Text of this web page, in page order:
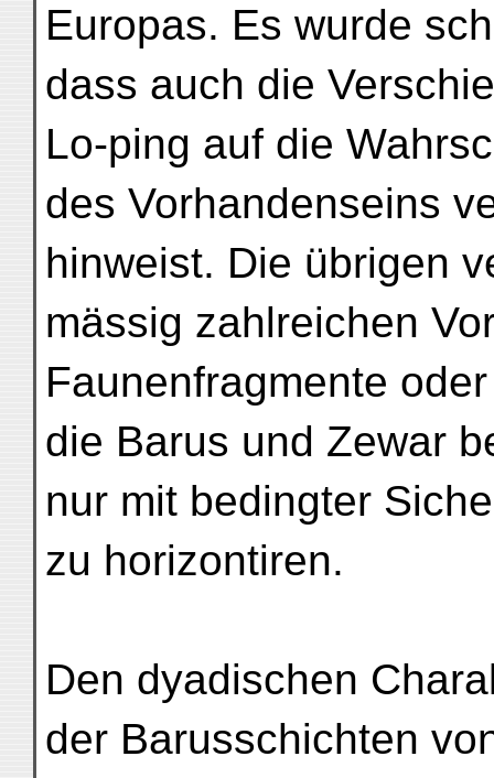
Europas. Es wurde
dass auch die
Lo-ping auf die
des Vorhandenseins
hinweist. Die übrigen
mässig zahlreichen
Faunenfragmente
die Barus und Zewar
nur mit bedingter
zu horizontiren.
Den dyadischen
der Barusschichten